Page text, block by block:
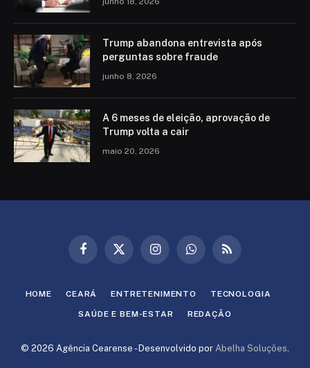
Trump abandona entrevista após
perguntas sobre fraude
junho 8, 2026
A 6 meses de eleição, aprovação de
Trump volta a cair
maio 20, 2026
Facebook
X
InstagramWhatsAppRSS
HOME CEARÁ ENTRETENIMENTO TECNOLOGIA
SAÚDE E BEM-ESTAR REDAÇÃO
© 2026 Agência Cearense - Desenvolvido por Abelha Soluções